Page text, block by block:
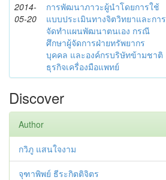
2014-
05-20
การพัฒนาภาวะผู้นำโดยการใช้
แบบประเมินทางจิตวิทยาและการ
จัดทำแผนพัฒนาตนเอง กรณี
ศึกษาผู้จัดการฝ่ายทรัพยากร
บุคคล และองค์กรบริษัทข้ามชาติ
ธุรกิจเครื่องมือแพทย์
Discover
Author
กวิภู แสนใจงาม
จุฑาพิพย์ ธีระกิตติจิตร